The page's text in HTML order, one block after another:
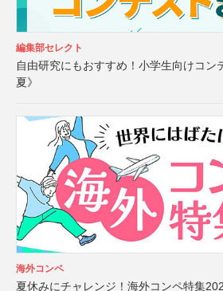
編集部セレクト
自由研究にもおすすめ！小学生向けコン
夏》
海外コンペ
夏休みにチャレンジ！海外コンペ特集